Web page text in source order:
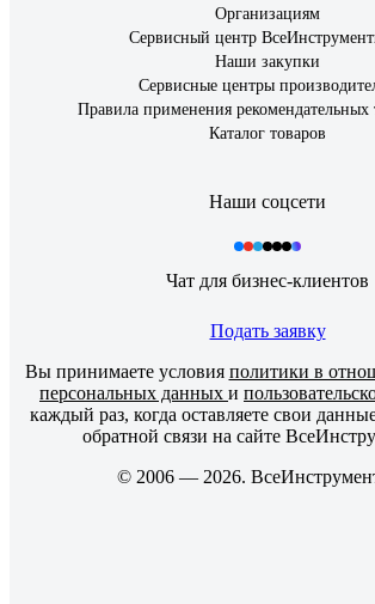
Организациям
Сервисный центр
Наши закупки
Сервисные центры
Правила применения рекомендательных
Каталог товаров
Наши соцсети
Чат для бизнес-клиентов
Подать заявку
Вы принимаете условия политики в
персональных данных и
каждый раз, когда оставляете свои
обратной связи на сайте
© 2006 — 2026.